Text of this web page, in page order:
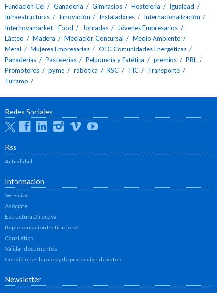
Fundación Cel
Ganadería Gimnasios Hostelería
Igualdad
Infraestructuras
Innovación Instaladores
Internacionalización
Internovamarket - Food
Jornadas
Jóvenes Empresarios
Lácteo
Madera Mediación Concursal
Medio Ambiente
Metal
Mujeres Empresarias
OTC Comunidades Energéticas
Panaderías
Pastelerías Peluquería y Estética premios
PRL
Promotores
pyme robótica RSC TIC
Transporte
Turismo
Redes Sociales
TwitterFacebookLinkedinInstagram
Vimeo
Rss
Actualidad
Información
Servicios
Asóciate
Estructura Directiva
Representación Institucional
Canal ético
Validar documentos
Condiciones legales y de protección de datos
Newsletter